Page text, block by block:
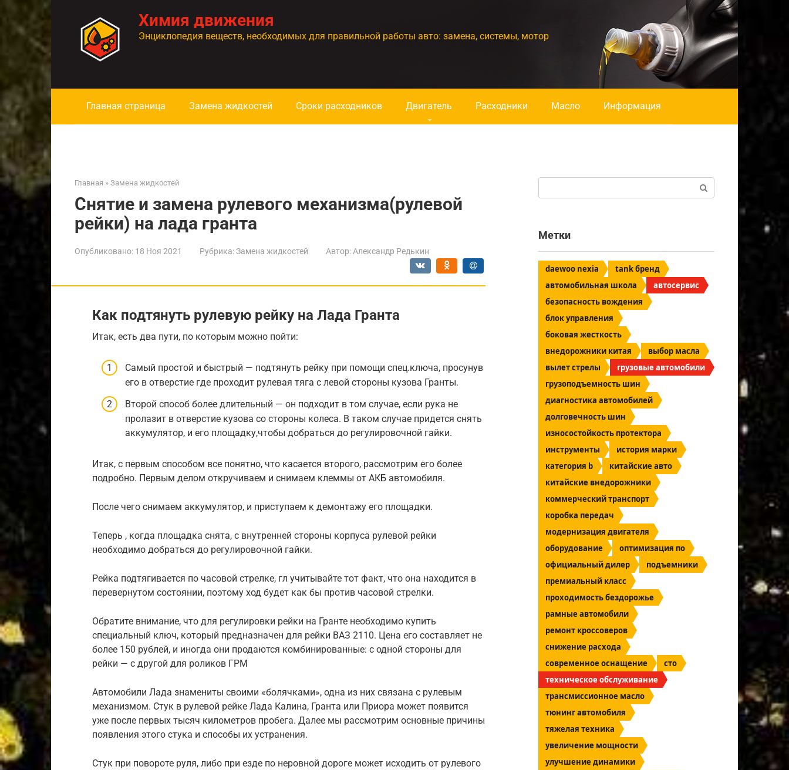
контенту
Химия движения
Энциклопедия веществ, необходимых для правильной работы авто: замена, системы, мотор
Главная страница Замена жидкостей Сроки расходников Двигатель Расходники Масло Информация
Главная » Замена жидкостей
Снятие и замена рулевого механизма(рулевой
рейки) на лада гранта
Опубликовано: 18 Ноя 2021 Рубрика:Замена жидкостей Автор: Александр Редькин
Как подтянуть рулевую рейку на Лада Гранта
Итак, есть два пути, по которым можно пойти:
Самый простой и быстрый — подтянуть рейку при помощи спец.ключа, просунув
его в отверстие где проходит рулевая тяга с левой стороны кузова Гранты.
Второй способ более длительный — он подходит в том случае, если рука не
пролазит в отверстие кузова со стороны колеса. В таком случае придется снять
аккумулятор, и его площадку,чтобы добраться до регулировочной гайки.
Итак, с первым способом все понятно, что касается второго, рассмотрим его более
подробно. Первым делом откручиваем и снимаем клеммы от АКБ автомобиля.
После чего снимаем аккумулятор, и приступаем к демонтажу его площадки.
Теперь , когда площадка снята, с внутренней стороны корпуса рулевой рейки
необходимо добраться до регулировочной гайки.
Рейка подтягивается по часовой стрелке, гл учитывайте тот факт, что она находится в
перевернутом состоянии, поэтому ход будет как бы против часовой стрелки.
Обратите внимание, что для регулировки рейки на Гранте необходимо купить
специальный ключ, который предназначен для рейки ВАЗ 2110. Цена его составляет не
более 150 рублей, и иногда они продаются комбинированные: с одной стороны для
рейки — с другой для роликов ГРМ
Автомобили Лада знамениты своими «болячками», одна из них связана с рулевым
механизмом. Стук в рулевой рейке Лада Калина, Гранта или Приора может появится
уже после первых тысяч километров пробега. Далее мы рассмотрим основные причины
появления этого стука и способы их устранения.
Стук при повороте руля, либо при езде по неровной дороге может исходить от рулевого
Метки
daewoo nexia
tank бренд
автомобильная школа
автосервис
безопасность вождения
блок управления
боковая жесткость
внедорожники китая
выбор масла
вылет стрелы
грузовые автомобили
грузоподъемность шин
диагностика автомобилей
долговечность шин
износостойкость протектора
инструменты
история марки
категория b
китайские авто
китайские внедорожники
коммерческий транспорт
коробка передач
модернизация двигателя
оборудование
оптимизация по
официальный дилер
подъемники
премиальный класс
проходимость бездорожье
рамные автомобили
ремонт кроссоверов
снижение расхода
современное оснащение
сто
техническое обслуживание
трансмиссионное масло
тюнинг автомобиля
тяжелая техника
увеличение мощности
улучшение динамики